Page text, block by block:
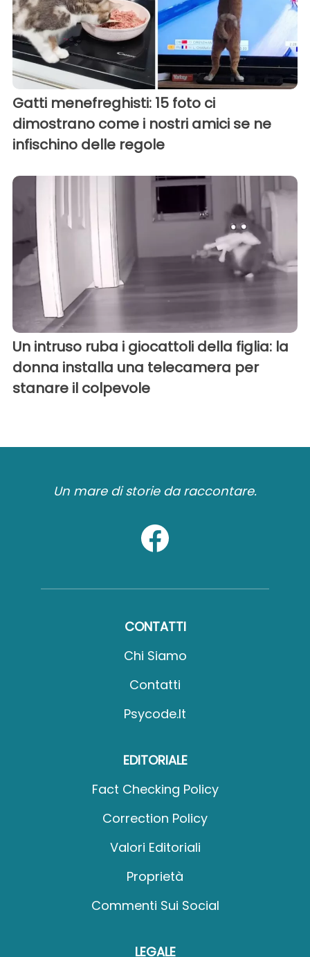
Gatti menefreghisti: 15 foto ci
dimostrano come i nostri amici se ne
infischino delle regole
Un intruso ruba i giocattoli della figlia: la
donna installa una telecamera per
stanare il colpevole
Un mare di storie da raccontare.
CONTATTI
Chi Siamo
Contatti
Psycode.it
EDITORIALE
Fact Checking Policy
Correction Policy
Valori Editoriali
Proprietà
Commenti Sui Social
LEGALE